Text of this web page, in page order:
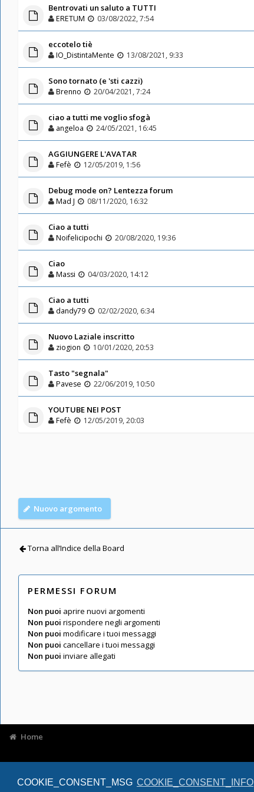
COOKIE_CONSENT_MSG COOKIE_CONSENT_INFO
Bentrovati un saluto a TUTTI
ERETUM 03/08/2022, 7:54
eccotelo tiè
IO_DistintaMente 13/08/2021, 9:33
Sono tornato (e 'sti cazzi)
Brenno 20/04/2021, 7:24
ciao a tutti me voglio sfogà
angeloa 24/05/2021, 16:45
AGGIUNGERE L'AVATAR
Fefè 12/05/2019, 1:56
Debug mode on? Lentezza forum
Mad J 08/11/2020, 16:32
Ciao a tutti
Noifelicipochi 20/08/2020, 19:36
Ciao
Massi 04/03/2020, 14:12
Ciao a tutti
dandy79 02/02/2020, 6:34
Nuovo Laziale inscritto
ziogion 10/01/2020, 20:53
Tasto "segnala"
Pavese 22/06/2019, 10:50
YOUTUBE NEI POST
Fefè 12/05/2019, 20:03
Nuovo argomento
Torna all’Indice della Board
PERMESSI FORUM
Non puoi aprire nuovi argomenti
Non puoi rispondere negli argomenti
Non puoi modificare i tuoi messaggi
Non puoi cancellare i tuoi messaggi
Non puoi inviare allegati
Home